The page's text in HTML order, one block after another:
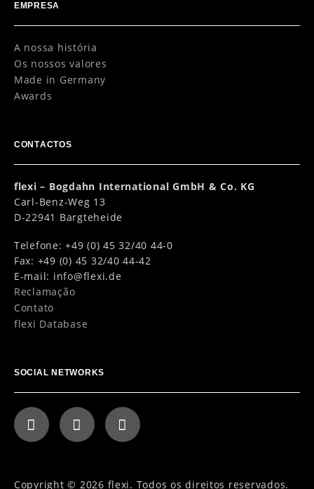
EMPRESA
A nossa história
Os nossos valores
Made in Germany
Awards
CONTACTOS
flexi – Bogdahn International GmbH & Co. KG
Carl-Benz-Weg 13
D-22941 Bargteheide
Telefone: +49 (0) 45 32/40 44-0
Fax: +49 (0) 45 32/40 44-42
E-mail: info@flexi.de
Reclamação
Contato
flexi Database
SOCIAL NETWORKS
Copyright © 2026 flexi. Todos os direitos reservados.